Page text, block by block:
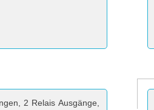
2 Relais Ausgänge,